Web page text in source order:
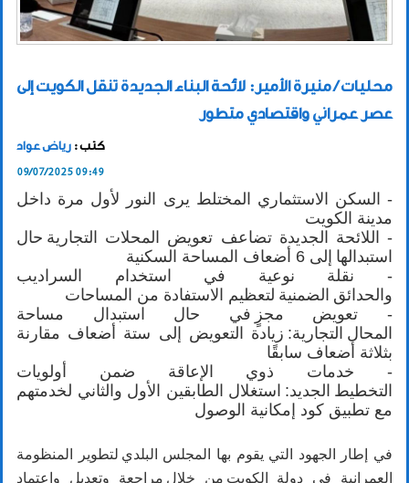
محليات / منيرة الأمير: لائحة البناء الجديدة تنقل الكويت إلى
عصر عمراني واقتصادي متطور
كتب :
09/07/2025 09:49
- السكن الاستثماري المختلط يرى النور لأول مرة داخل
مدينة الكويت
- اللائحة الجديدة تضاعف تعويض المحلات التجارية حال
استبدالها إلى 6 أضعاف المساحة السكنية
- نقلة نوعية في استخدام السراديب
والحدائق الضمنية لتعظيم الاستفادة من المساحات
- تعويض مجزٍ في حال استبدال مساحة
المحال التجارية: زيادة التعويض إلى ستة أضعاف مقارنة
بثلاثة أضعاف سابقًا
- خدمات ذوي الإعاقة ضمن أولويات
التخطيط الجديد: استغلال الطابقين الأول والثاني لخدمتهم
مع تطبيق كود إمكانية الوصول
في إطار الجهود التي يقوم بها المجلس البلدي لتطوير المنظومة
العمرانية في دولة الكويت من خلال مراجعة وتعديل واعتماد